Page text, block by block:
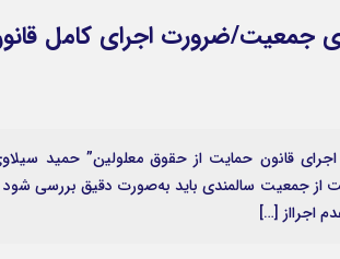
جمعیت/ضرورت اجرای کامل
قانون حمایت از حقوق معلولین” حمید
از جمعیت سالمندی باید به‌صورت دقیق بررسی
اجرااز […]